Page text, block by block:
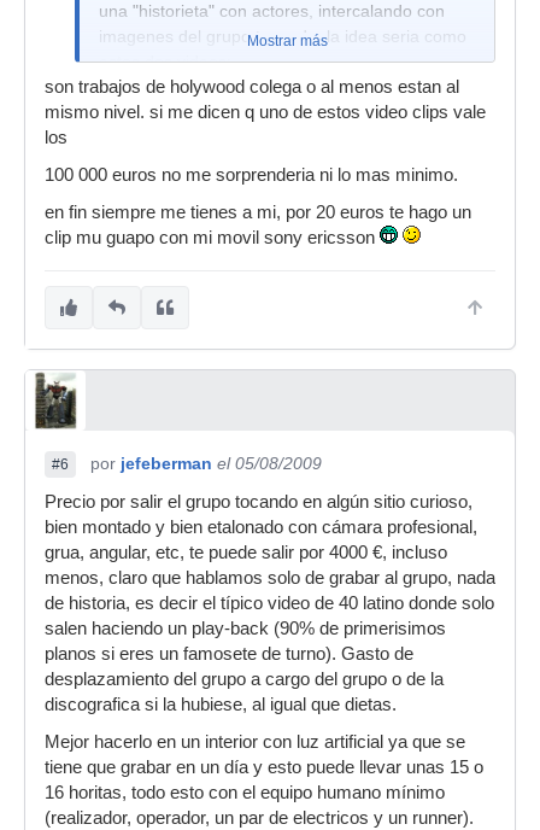
una "historieta" con actores, intercalando con
imagenes del grupo tocando, la idea seria como
estos dos videos:
-http://www.youtube.com/watch?
v=phP6Fd2jEEY&feature=channel
v=x2sd8UMUaIk&feature=channel
Mostrar más
son trabajos de holywood colega o al menos estan al
mismo nivel. si me dicen q uno de estos video clips vale
los
100 000 euros no me sorprenderia ni lo mas minimo.
en fin siempre me tienes a mi, por 20 euros te hago un
clip mu guapo con mi movil sony ericsson
#6 por jefeberman el 05/08/2009
Precio por salir el grupo tocando en algún sitio curioso,
bien montado y bien etalonado con cámara profesional,
grua, angular, etc, te puede salir por 4000 €, incluso
menos, claro que hablamos solo de grabar al grupo, nada
de historia, es decir el típico video de 40 latino donde solo
salen haciendo un play-back (90% de primerisimos
planos si eres un famosete de turno). Gasto de
desplazamiento del grupo a cargo del grupo o de la
discografica si la hubiese, al igual que dietas.
Mejor hacerlo en un interior con luz artificial ya que se
tiene que grabar en un día y esto puede llevar unas 15 o
16 horitas, todo esto con el equipo humano mínimo
(realizador, operador, un par de electricos y un runner).